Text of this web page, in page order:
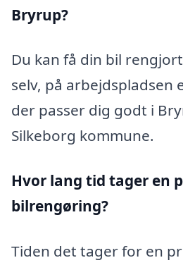
Bryrup?
Du kan få din bil
selv, på arbejdspladsen
der passer dig godt i
Silkeborg kommune.
Hvor lang tid tager en
bilrengøring?
Tiden det tager for en